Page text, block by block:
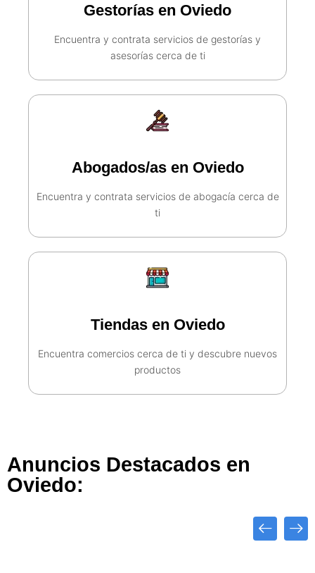
Gestorías en Oviedo
Encuentra y contrata servicios de gestorías y
asesorías cerca de ti​
Abogados/as en Oviedo
Encuentra y contrata servicios de abogacía cerca de
ti​
Tiendas en Oviedo
Encuentra comercios cerca de ti y descubre nuevos
productos
Anuncios Destacados en
Oviedo: